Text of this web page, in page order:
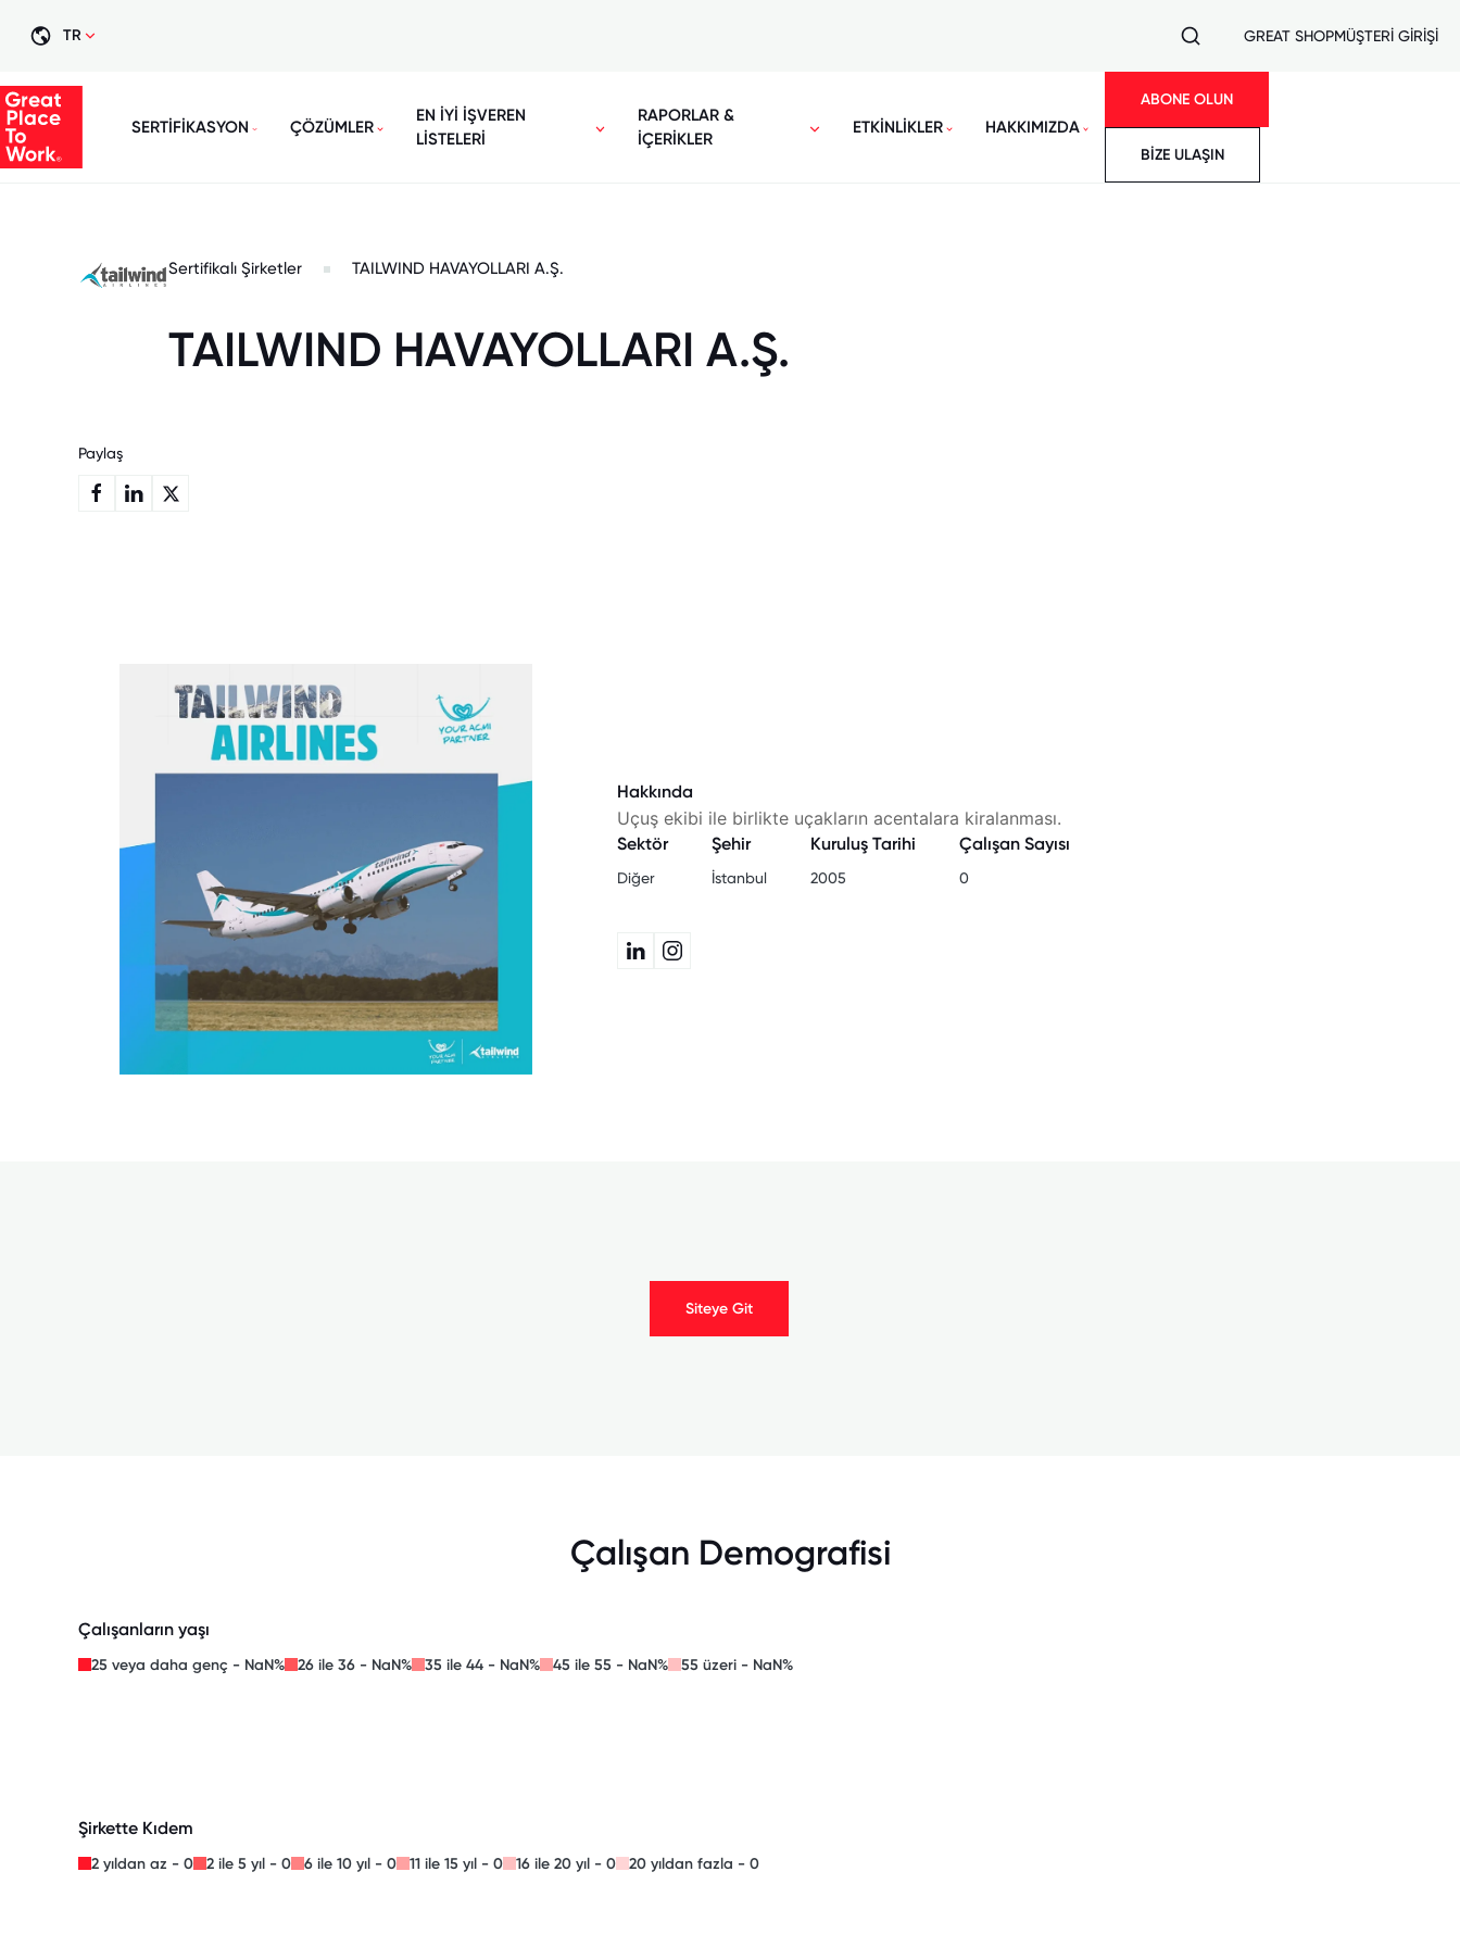
TR GREAT SHOPMÜŞTERİ GİRİŞİ
SERTİFİKASYON ÇÖZÜMLER
EN İYİ İŞVEREN
LİSTELERİ
RAPORLAR &
İÇERİKLER
ETKİNLİKLER HAKKIMIZDA
ABONE OLUN
BİZE ULAŞIN
Sertifikalı Şirketler TAILWIND HAVAYOLLARI A.Ş.
TAILWIND HAVAYOLLARI A.Ş.
Paylaş
Hakkında
Uçuş ekibi ile birlikte uçakların acentalara kiralanması.
Sektör
Diğer
Şehir
İstanbul
Kuruluş Tarihi
2005
Çalışan Sayısı
0
Siteye Git
Çalışan Demografisi
Çalışanların yaşı
25 veya daha genç - NaN% 26 ile 36 - NaN% 35 ile 44 - NaN% 45 ile 55 - NaN% 55 üzeri - NaN%
Şirkette Kıdem
2 yıldan az - 0 2 ile 5 yıl - 0 6 ile 10 yıl - 0 11 ile 15 yıl - 0 16 ile 20 yıl - 0 20 yıldan fazla - 0